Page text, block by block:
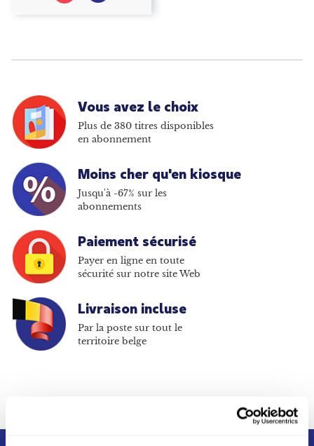
Vous avez le choix
Plus de 380 titres disponibles
en abonnement
Moins cher qu'en kiosque
Jusqu'à -67% sur les
abonnements
Paiement sécurisé
Payer en ligne en toute
sécurité sur notre site Web
Livraison incluse
Par la poste sur tout le
territoire belge